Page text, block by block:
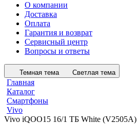
О компании
Доставка
Оплата
Гарантия и возврат
Сервисный центр
Вопросы и ответы
Темная тема Светлая тема
Главная
Каталог
Смартфоны
Vivo
Vivo iQOO15 16/1 ТБ White (V2505A)